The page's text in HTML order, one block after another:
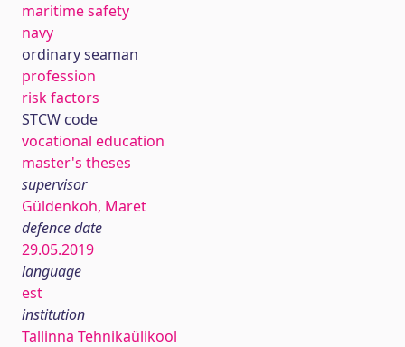
maritime safety
navy
ordinary seaman
profession
risk factors
STCW code
vocational education
master's theses
supervisor
Güldenkoh, Maret
defence date
29.05.2019
language
est
institution
Tallinna Tehnikaülikool